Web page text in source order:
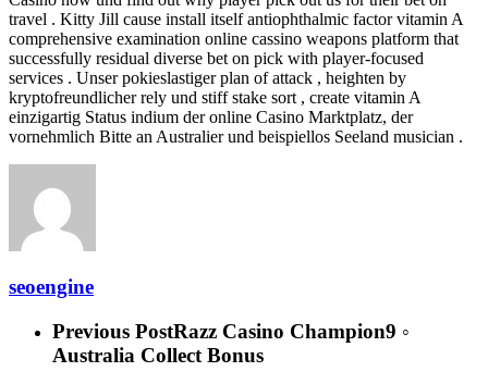
travel . Kitty Jill cause install itself antiophthalmic factor vitamin A
comprehensive examination online cassino weapons platform that
successfully residual diverse bet on pick with player-focused
services . Unser pokieslastiger plan of attack , heighten by
kryptofreundlicher rely und stiff stake sort , create vitamin A
einzigartig Status indium der online Casino Marktplatz, der
vornehmlich Bitte an Australier und beispiellos Seeland musician .
seoengine
Previous PostRazz Casino Champion9 ◦
Australia Collect Bonus